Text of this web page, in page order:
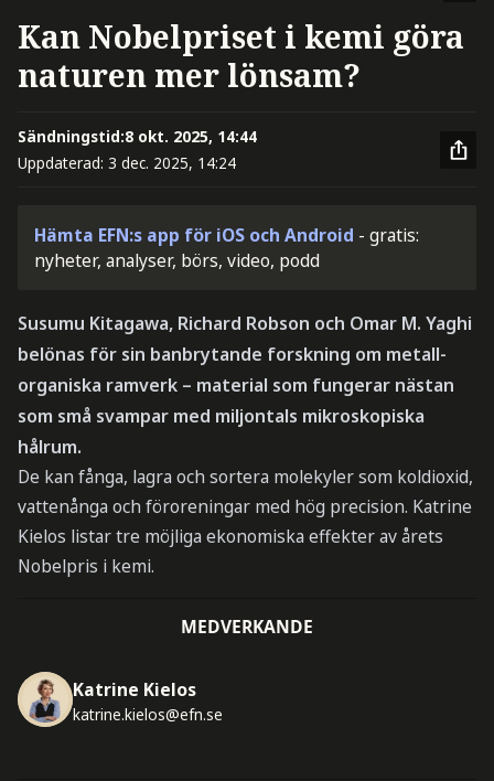
Kan Nobelpriset i kemi göra
naturen mer lönsam?
Sändningstid:8 okt. 2025, 14:44
Uppdaterad: 3 dec. 2025, 14:24
Hämta EFN:s app för iOS och Android - gratis:
nyheter, analyser, börs, video, podd
Susumu Kitagawa, Richard Robson och Omar M. Yaghi
belönas för sin banbrytande forskning om metall-
organiska ramverk – material som fungerar nästan
som små svampar med miljontals mikroskopiska
hålrum.
De kan fånga, lagra och sortera molekyler som koldioxid,
vattenånga och föroreningar med hög precision. Katrine
Kielos listar tre möjliga ekonomiska effekter av årets
Nobelpris i kemi.
MEDVERKANDE
Katrine Kielos
katrine.kielos@efn.se